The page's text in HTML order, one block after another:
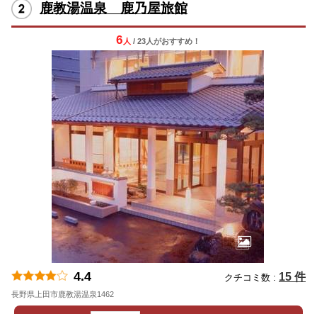
鹿教湯温泉 鹿乃屋旅館
6 人 / 23人がおすすめ！
4.4 クチコミ数 : 15 件
長野県上田市鹿教湯温泉1462